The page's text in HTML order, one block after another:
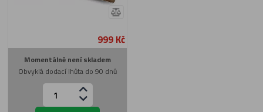
999 Kč
Momentálně není skladem
Obvyklá dodací lhůta do 90 dnů